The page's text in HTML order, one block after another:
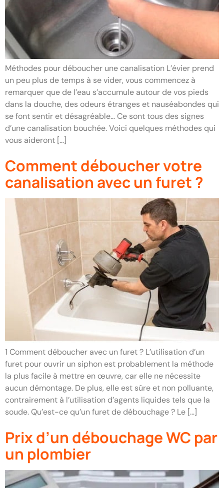
Méthodes pour déboucher une canalisation L’évier prend
un peu plus de temps à se vider, vous commencez à
remarquer que de l’eau s’accumule autour de vos pieds
dans la douche, des odeurs étranges et nauséabondes qui
se font sentir et désagréable… Ce sont tous des signes
d’une canalisation bouchée. Voici quelques méthodes qui
vous aideront […]
Comment déboucher votre
canalisation avec un furet ?
1 Comment déboucher avec un furet ? L’utilisation d’un
furet pour ouvrir un siphon est probablement la méthode
la plus facile à mettre en œuvre, car elle ne nécessite
aucun démontage. De plus, elle est sûre et non polluante,
contrairement à l’utilisation d’agents liquides tels que la
soude. Qu’est-ce qu’un furet de débouchage ? Le […]
Prix d’un débouchage WC par
un plombier